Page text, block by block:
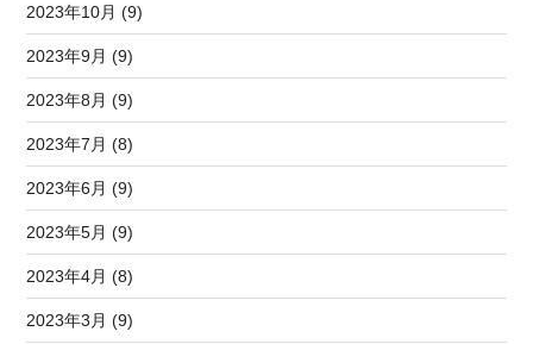
2023年10月 (9)
2023年9月 (9)
2023年8月 (9)
2023年7月 (8)
2023年6月 (9)
2023年5月 (9)
2023年4月 (8)
2023年3月 (9)